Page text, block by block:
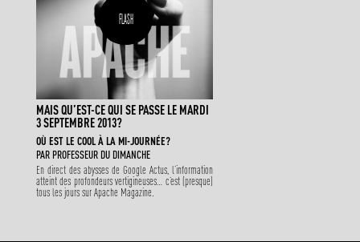
FLASH
MAIS QU’EST-CE QUI SE PASSE LE MARDI
3 SEPTEMBRE 2013?
OÙ EST LE COOL À LA MI-JOURNÉE?
PARPROFESSEUR DU DIMANCHE
En direct des abysses de Google Actus, l’information
atteint des profondeurs vertigineuses… c’est (presque)
tous les jours sur Apache Magazine.